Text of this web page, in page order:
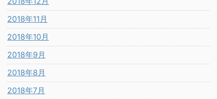
2018年11月
2018年10月
2018年9月
2018年8月
2018年7月